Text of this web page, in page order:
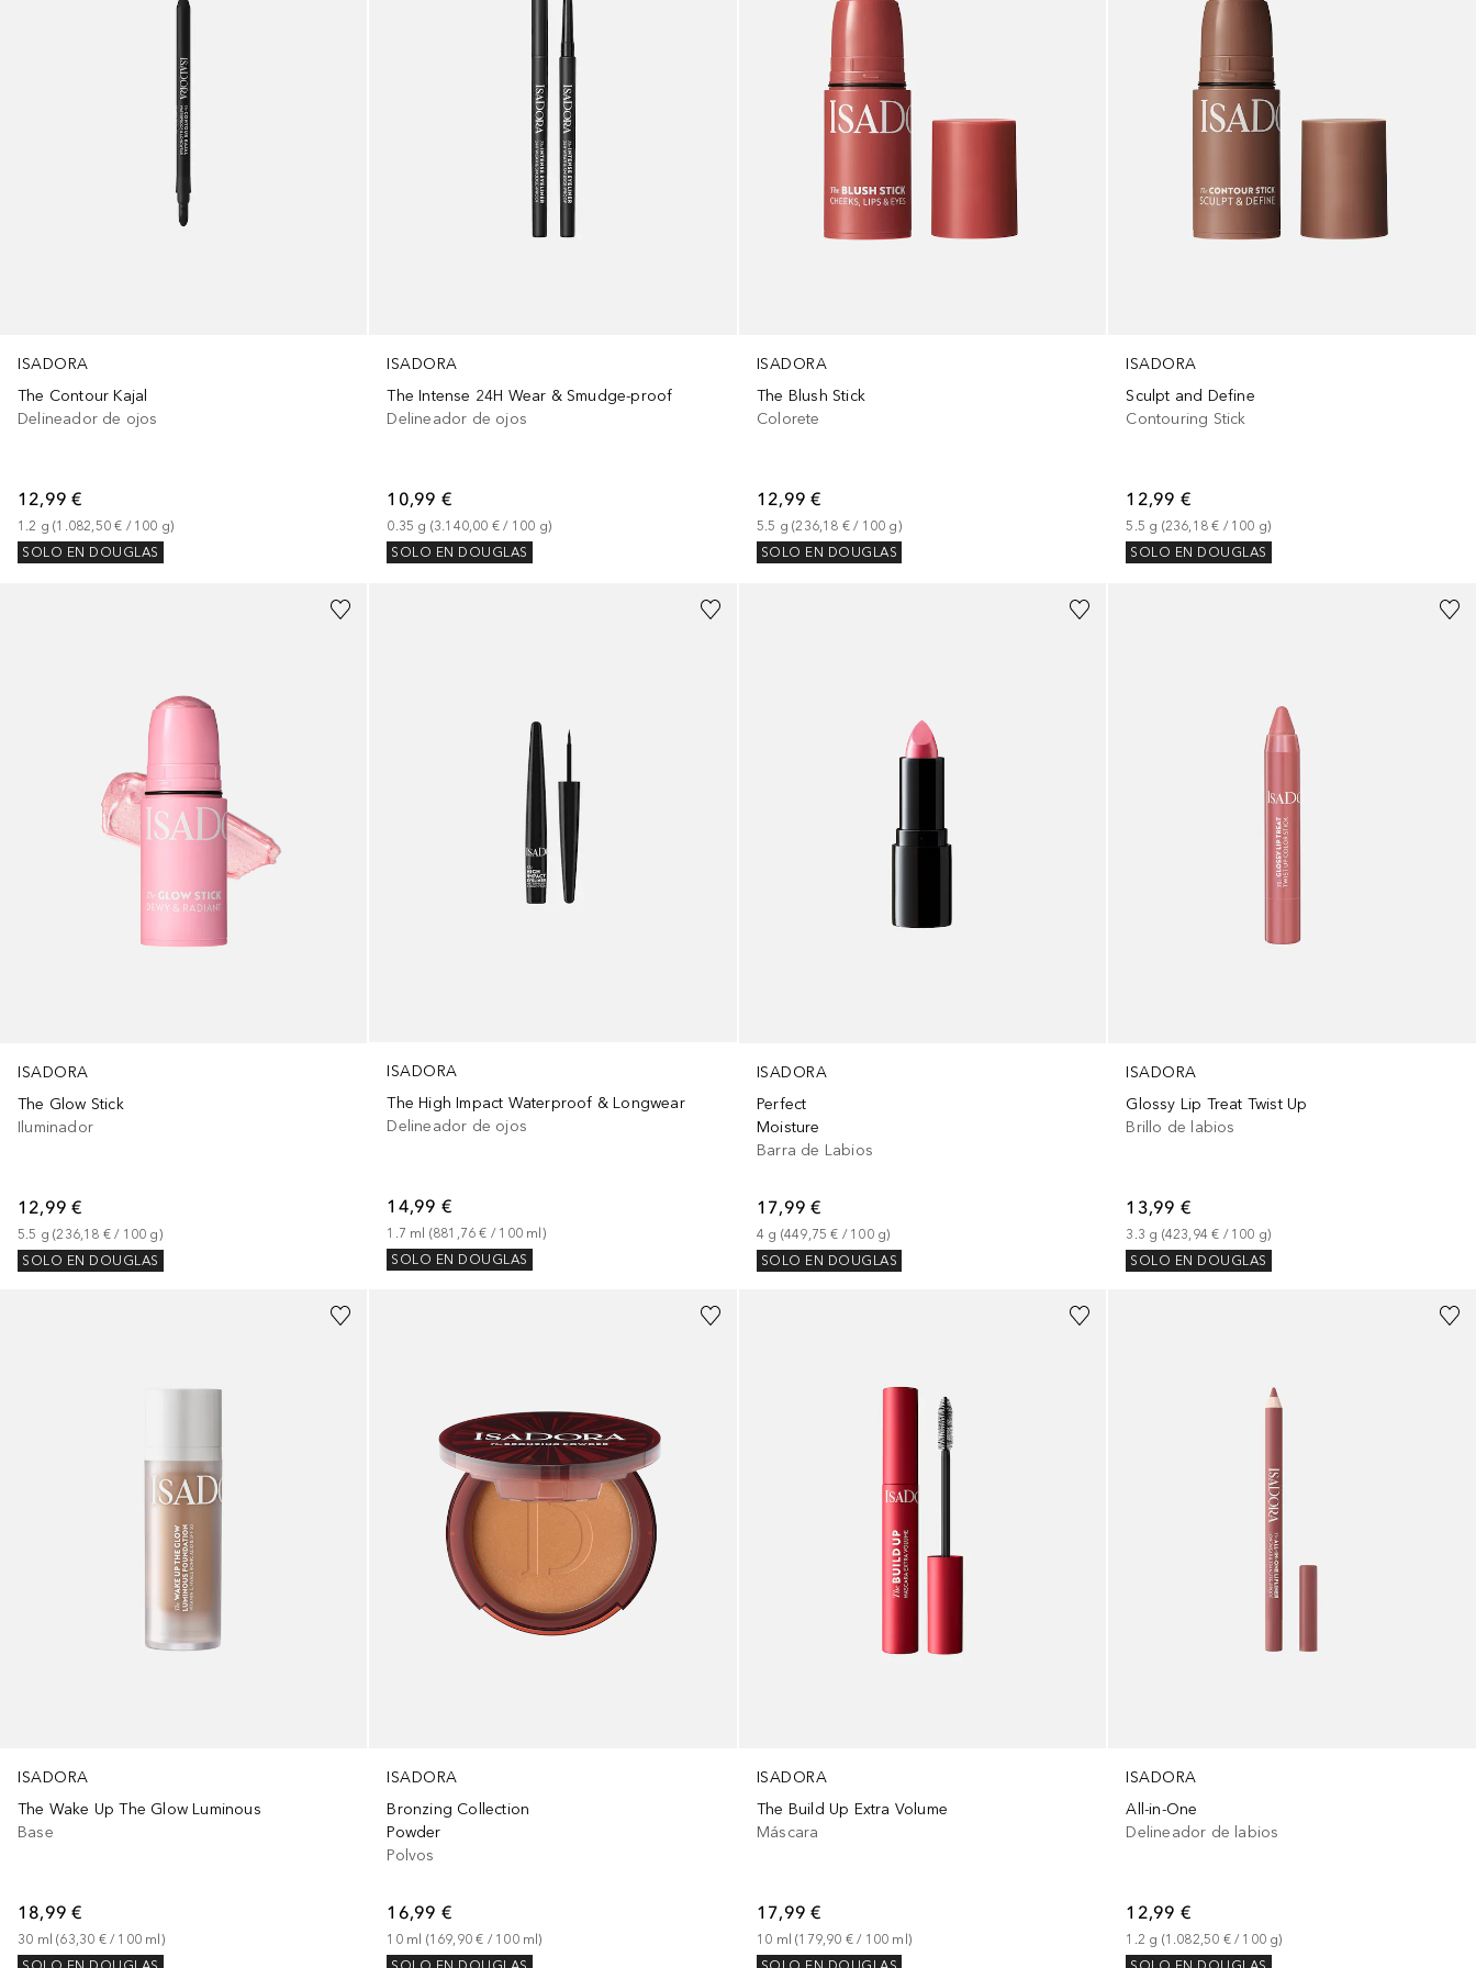
ISADORA
The Contour Kajal
Delineador de ojos
12,99 €
1.2 g (1.082,50 € / 100 g)
SOLO EN DOUGLAS
ISADORA
The Intense 24H Wear & Smudge-proof
Delineador de ojos
10,99 €
0.35 g (3.140,00 € / 100 g)
SOLO EN DOUGLAS
ISADORA
The Blush Stick
Colorete
12,99 €
5.5 g (236,18 € / 100 g)
SOLO EN DOUGLAS
ISADORA
Sculpt and Define
Contouring Stick
12,99 €
5.5 g (236,18 € / 100 g)
SOLO EN DOUGLAS
ISADORA
The Glow Stick
Iluminador
12,99 €
5.5 g (236,18 € / 100 g)
SOLO EN DOUGLAS
ISADORA
The High Impact Waterproof & Longwear
Delineador de ojos
14,99 €
1.7 ml (881,76 € / 100 ml )
SOLO EN DOUGLAS
+7
ISADORA
Perfect
Moisture
Barra de Labios
17,99 €
4 g (449,75 € / 100 g)
SOLO EN DOUGLAS
+21
ISADORA
Glossy Lip Treat Twist Up
Brillo de labios
13,99 €
3.3 g (423,94 € / 100 g)
SOLO EN DOUGLAS
+6
ISADORA
The Wake Up The Glow Luminous
Base
18,99 €
30 ml (63,30 € / 100 ml )
+7
ISADORA
Bronzing Collection
Powder
Polvos
16,99 €
10 ml (169,90 € / 100 ml)
+1
ISADORA
The Build Up Extra Volume
Máscara
17,99 €
10 ml (179,90 € / 100 ml )
ISADORA
All-in-One
Delineador de labios
12,99 €
1.2 g (1.082,50 € / 100 g)
+9